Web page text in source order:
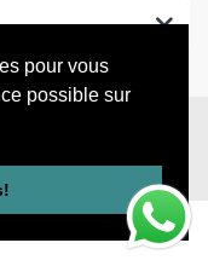
pour vous
possible sur
Reserved